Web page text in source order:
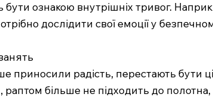
ознакою внутрішніх тривог.
дослідити свої емоції у
приносили радість, перестають
більше не підходить до